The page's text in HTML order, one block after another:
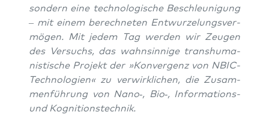
son­dern eine tech­no­lo­gi­sche Beschleu­ni­gung
– mit einem berech­ne­ten Ent­wur­ze­lungs­ver­
mö­gen. Mit jedem Tag wer­den wir Zeu­gen
des Ver­suchs, das wahn­sin­ni­ge trans­hu­ma­
nis­ti­sche Pro­jekt der »Kon­ver­genz von NBIC-
Tech­no­lo­gien« zu ver­wirk­li­chen, die Zusam­
men­füh­rung von Nano‑, Bio‑, Infor­ma­ti­ons-
und Kognitionstechnik.